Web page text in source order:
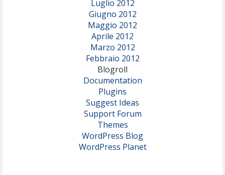
Luglio 2012
Giugno 2012
Maggio 2012
Aprile 2012
Marzo 2012
Febbraio 2012
Blogroll
Documentation
Plugins
Suggest Ideas
Support Forum
Themes
WordPress Blog
WordPress Planet